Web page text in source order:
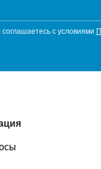
с условиями